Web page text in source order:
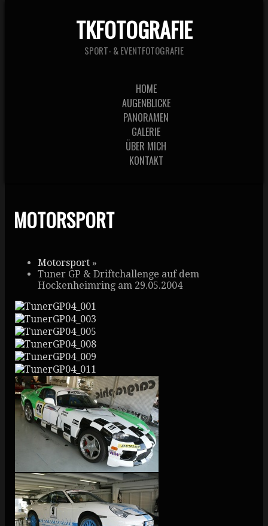
TKFOTOGRAFIE
SPORT- & EVENTFOTOGRAFIE
HOME
AUGENBLICKE
PANORAMEN
GALERIE
ÜBER MICH
KONTAKT
MOTORSPORT
Motorsport »
Tuner GP & Driftchallenge auf dem
Hockenheimring am 29.05.2004